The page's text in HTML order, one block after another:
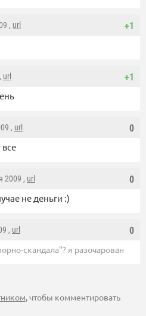
+1
, url
+1
url
0
, url
0
2009 , url
не деньги :)
0
, url
скандала"? я разочарован
, чтобы комментировать